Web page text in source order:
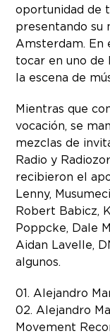
oportunidad de
presentando su
Amsterdam. En
tocar en uno de
la escena de
Mientras que
vocación, se
mezclas de
Radio y
recibieron el
Lenny,
Robert Babicz,
Poppcke, Dale
Aidan Lavelle,
algunos.
01. Alejandro
02. Alejandro
Movement